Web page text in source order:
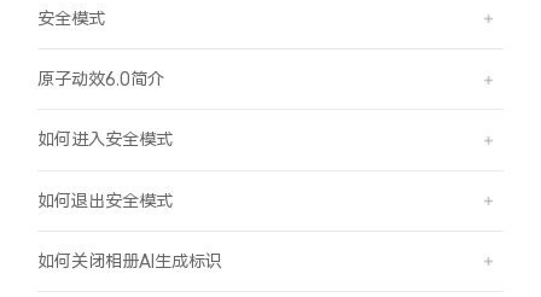
安全模式
原子动效6.0简介
如何进入安全模式
如何退出安全模式
如何关闭相册AI生成标识